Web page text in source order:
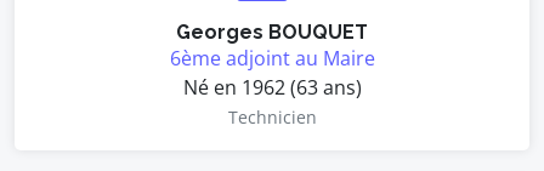
Georges BOUQUET
6ème adjoint au Maire
Né en 1962 (63 ans)
Technicien